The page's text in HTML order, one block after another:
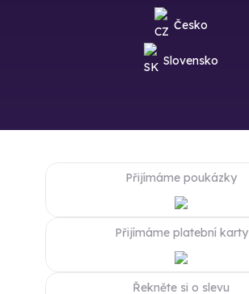
Česko
Slovensko
Přijímáme poukázky
Přijímáme platební karty
Řekněte si o slevu